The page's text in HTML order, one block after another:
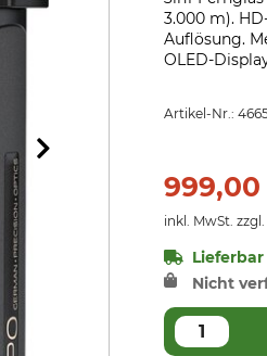
3.000 m).
Auflösung.
OLED-
Artikel-Nr.:
999,00
inkl. MwSt. zzgl.
Nicht